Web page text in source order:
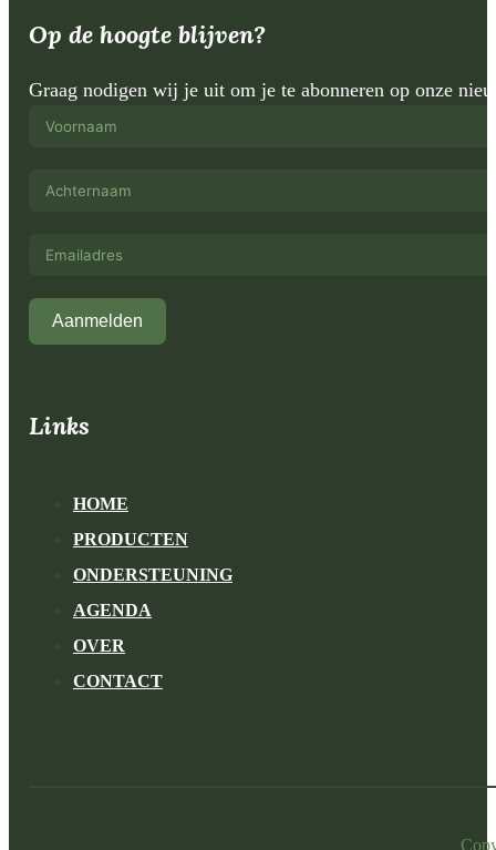
Op de hoogte blijven?
Graag nodigen wij je uit om je te abonneren op onze
Aanmelden
Links
HOME
PRODUCTEN
ONDERSTEUNING
AGENDA
OVER
CONTACT